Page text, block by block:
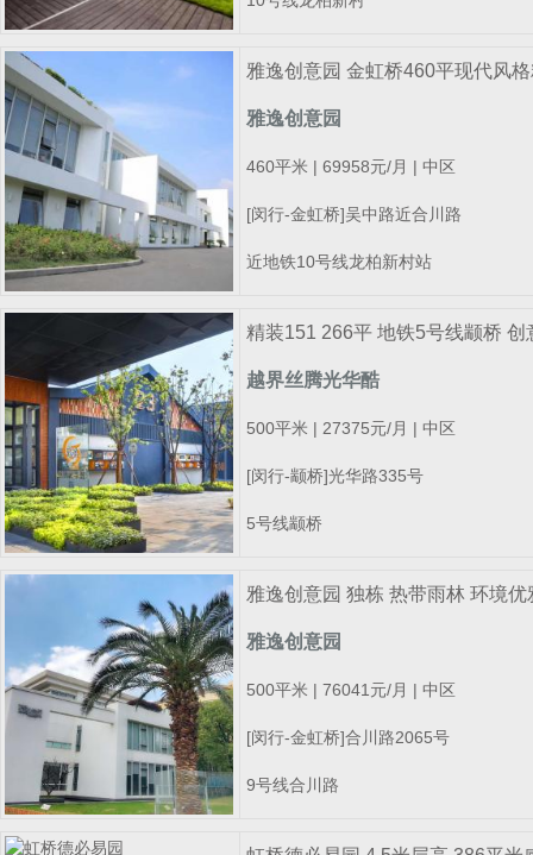
雅逸创意园 金虹桥460平现代风
雅逸创意园
460平米 | 69958元/月 | 中区
[闵行-金虹桥]吴中路近合川路
近地铁10号线龙柏新村站
精装151 266平 地铁5号线颛桥
越界丝腾光华酷
500平米 | 27375元/月 | 中区
[闵行-颛桥]光华路335号
5号线颛桥
雅逸创意园 独栋 热带雨林 环境
雅逸创意园
500平米 | 76041元/月 | 中区
[闵行-金虹桥]合川路2065号
9号线合川路